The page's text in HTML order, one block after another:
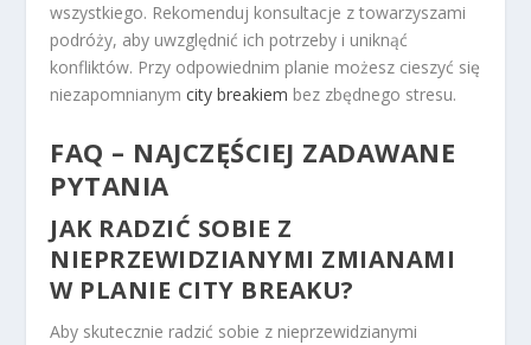
wszystkiego. Rekomenduj konsultacje z towarzyszami
podróży, aby uwzględnić ich potrzeby i uniknąć
konfliktów. Przy odpowiednim planie możesz cieszyć się
niezapomnianymcity breakiem bez zbędnego stresu.
FAQ – NAJCZĘŚCIEJ ZADAWANE
PYTANIA
JAK RADZIĆ SOBIE Z
NIEPRZEWIDZIANYMI ZMIANAMI
W PLANIE CITY BREAKU?
Aby skutecznie radzić sobie z nieprzewidzianymi